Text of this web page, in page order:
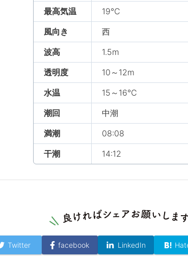
最高気温
19℃
風向き
西
波高
1.5m
透明度
10～12m
水温
15～16℃
潮回
中潮
満潮
08:08
干潮
14:12
Twitter facebook LinkedIn